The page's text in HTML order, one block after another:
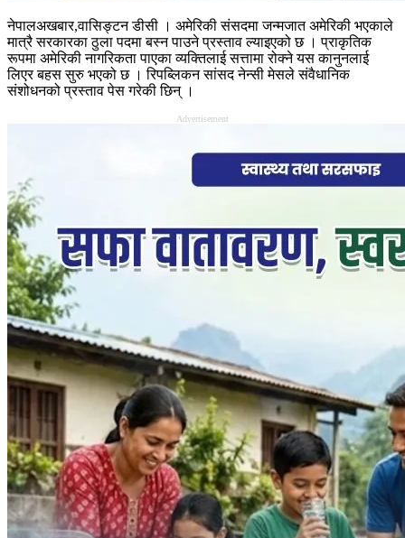
नेपालअखबार,वासिङ्टन डीसी । अमेरिकी संसदमा जन्मजात अमेरिकी भएकाले
मात्रै सरकारका ठुला पदमा बस्न पाउने प्रस्ताव ल्याइएको छ । प्राकृतिक
रूपमा अमेरिकी नागरिकता पाएका व्यक्तिलाई सत्तामा रोक्ने यस कानुनलाई
लिएर बहस सुरु भएको छ । रिपब्लिकन सांसद नेन्सी मेसले संवैधानिक
संशोधनको प्रस्ताव पेस गरेकी छिन् ।
Advertisement